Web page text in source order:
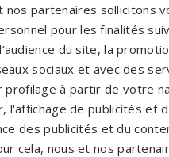
Pompes
loir→
Pompes
Sarthe→
Pompes
nos partenaires sollicitons
pour les finalités
du site, la
sociaux et avec des
profilage à partir de votre
l'affichage de publicités et
des publicités et du
cela, nous et nos